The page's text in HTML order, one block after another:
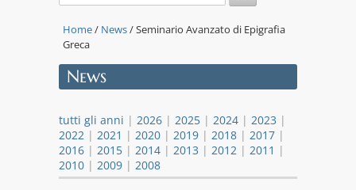
Home/ News/ Seminario Avanzato di Epigrafia
Greca
News
tutti gli anni | 2026 | 2025 | 2024 | 2023 |
2022 | 2021 | 2020 | 2019 | 2018 | 2017 |
2016 | 2015 | 2014 | 2013 | 2012 | 2011 |
2010 | 2009 | 2008